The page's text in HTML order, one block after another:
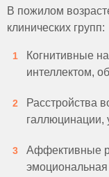
В пожилом
клинических групп:
Когнитивные
интеллектом,
Расстройства
Аффективные